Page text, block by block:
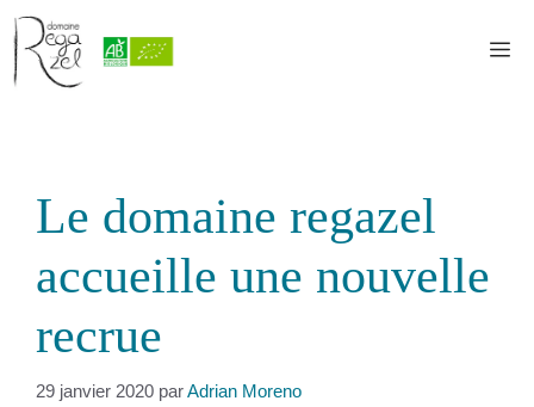
Aller
au
contenu
Le domaine regazel
accueille une nouvelle
recrue
29 janvier 2020 parAdrian Moreno